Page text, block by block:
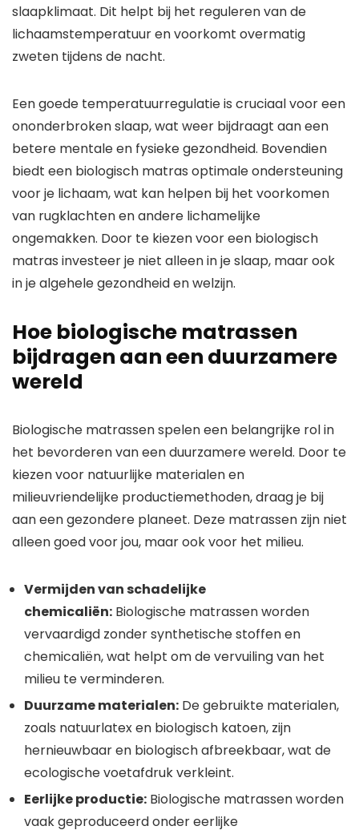
slaapklimaat. Dit helpt bij het reguleren van de
lichaamstemperatuur en voorkomt overmatig
zweten tijdens de nacht.
Een goede temperatuurregulatie is cruciaal voor een
ononderbroken slaap, wat weer bijdraagt aan een
betere mentale en fysieke gezondheid. Bovendien
biedt een biologisch matras optimale ondersteuning
voor je lichaam, wat kan helpen bij het voorkomen
van rugklachten en andere lichamelijke
ongemakken. Door te kiezen voor een biologisch
matras investeer je niet alleen in je slaap, maar ook
in je algehele gezondheid en welzijn.
Hoe biologische matrassen
bijdragen aan een duurzamere
wereld
Biologische matrassen spelen een belangrijke rol in
het bevorderen van een duurzamere wereld. Door te
kiezen voor natuurlijke materialen en
milieuvriendelijke productiemethoden, draag je bij
aan een gezondere planeet. Deze matrassen zijn niet
alleen goed voor jou, maar ook voor het milieu.
Vermijden van schadelijke
chemicaliën: Biologische matrassen worden
vervaardigd zonder synthetische stoffen en
chemicaliën, wat helpt om de vervuiling van het
milieu te verminderen.
Duurzame materialen: De gebruikte materialen,
zoals natuurlatex en biologisch katoen, zijn
hernieuwbaar en biologisch afbreekbaar, wat de
ecologische voetafdruk verkleint.
Eerlijke productie: Biologische matrassen worden
vaak geproduceerd onder eerlijke